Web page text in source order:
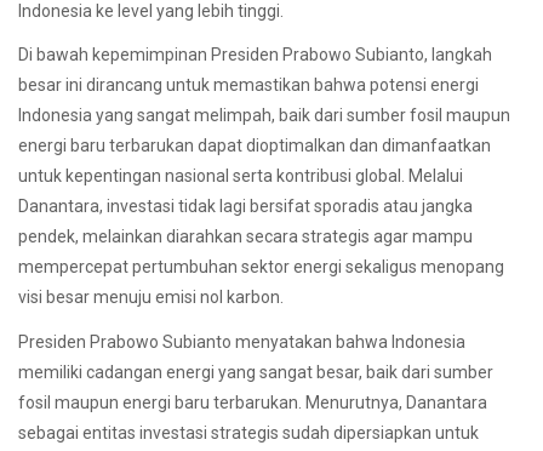
Indonesia ke level yang lebih tinggi.
Di bawah kepemimpinan Presiden Prabowo Subianto, langkah
besar ini dirancang untuk memastikan bahwa potensi energi
Indonesia yang sangat melimpah, baik dari sumber fosil maupun
energi baru terbarukan dapat dioptimalkan dan dimanfaatkan
untuk kepentingan nasional serta kontribusi global. Melalui
Danantara, investasi tidak lagi bersifat sporadis atau jangka
pendek, melainkan diarahkan secara strategis agar mampu
mempercepat pertumbuhan sektor energi sekaligus menopang
visi besar menuju emisi nol karbon.
Presiden Prabowo Subianto menyatakan bahwa Indonesia
memiliki cadangan energi yang sangat besar, baik dari sumber
fosil maupun energi baru terbarukan. Menurutnya, Danantara
sebagai entitas investasi strategis sudah dipersiapkan untuk